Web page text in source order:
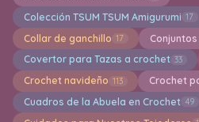
Colección TSUM TSUM Amigurumi 17
Collar de ganchillo 17
Covertor para Tazas a crochet 33
Crochet navideño 113 Crochet
Cuadros de la Abuela en Crochet 49